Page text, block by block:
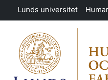
Hoppa till huvudinnehåll
Lunds universitet